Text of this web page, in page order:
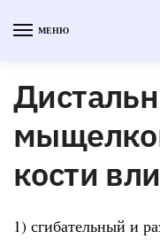
МЕНЮ
кости
1) сгибательный и